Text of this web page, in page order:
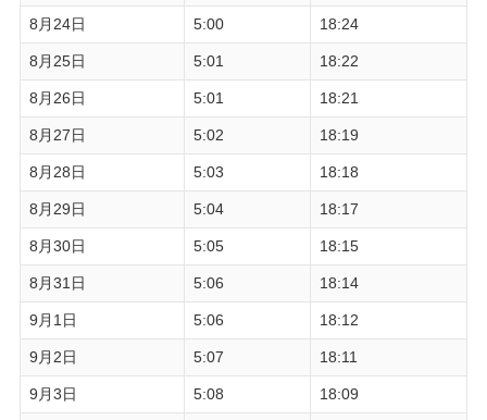
8月24日 5:00 18:24
8月25日 5:01 18:22
8月26日 5:01 18:21
8月27日 5:02 18:19
8月28日 5:03 18:18
8月29日 5:04 18:17
8月30日 5:05 18:15
8月31日 5:06 18:14
9月1日 5:06 18:12
9月2日 5:07 18:11
9月3日 5:08 18:09